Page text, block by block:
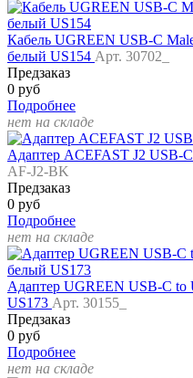
Кабель UGREEN USB-C
белый US154 Арт. 30702_
Предзаказ
0 руб
Подробнее
нет на складе
Адаптер ACEFAST J2 USB-
AF-J2-BK
Предзаказ
0 руб
Подробнее
нет на складе
Адаптер UGREEN USB-C to
US173 Арт. 30155_
Предзаказ
0 руб
Подробнее
нет на складе